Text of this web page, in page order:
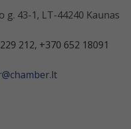
g. 43-1, LT-44240 Kaunas
212, +370 652 18091